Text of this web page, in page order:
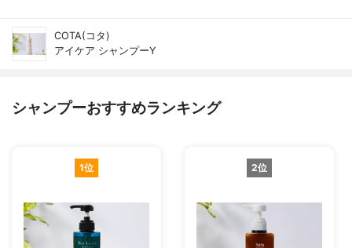
COTA(コタ)
アイケア シャンプーY
シャンプーおすすめランキング
1位 2位